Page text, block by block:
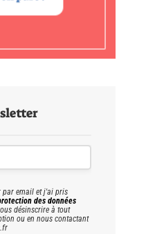
par email et j'ai pris
des données
désinscrire à tout
ou en nous contactant